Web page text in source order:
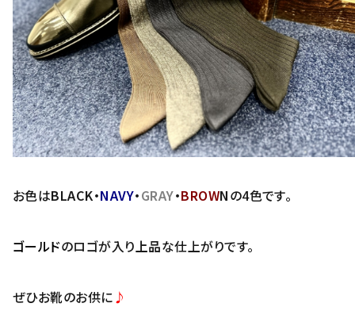
お色はBLACK・NAVY・GRAY・BROWNの4色です。
ゴールドのロゴが入り 上品な仕上がりです。
ぜひお靴のお供に ♪